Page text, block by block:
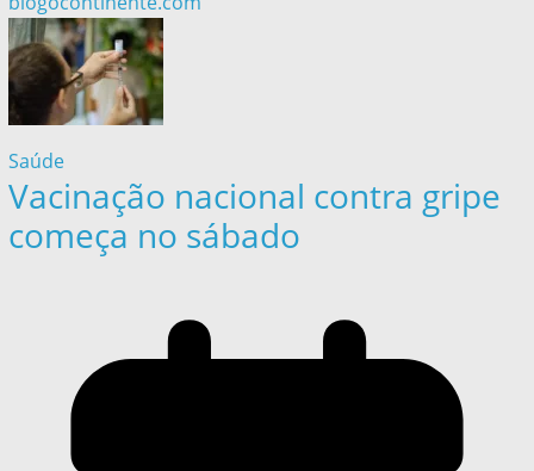
Saúde
Vacinação nacional contra gripe
começa no sábado